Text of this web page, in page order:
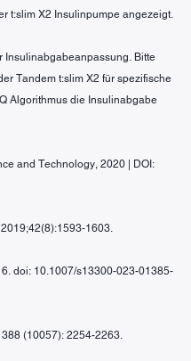
t:slim X2 Insulinpumpe angezeigt.
Insulinabgabeanpassung. Bitte
Tandem t:slim X2 für spezifische
Algorithmus die Insulinabgabe
and Technology, 2020 | DOI:
1603.
doi: 10.1007/s13300-023-01385-
(10057): 2254-2263.